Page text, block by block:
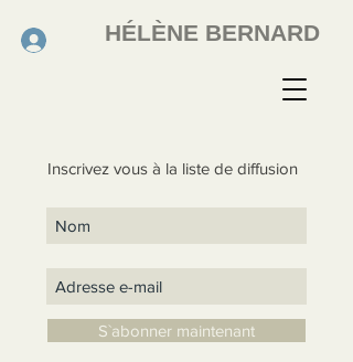
HÉLÈNE BERNARD
Inscrivez vous à la liste de diffusion
S`abonner maintenant